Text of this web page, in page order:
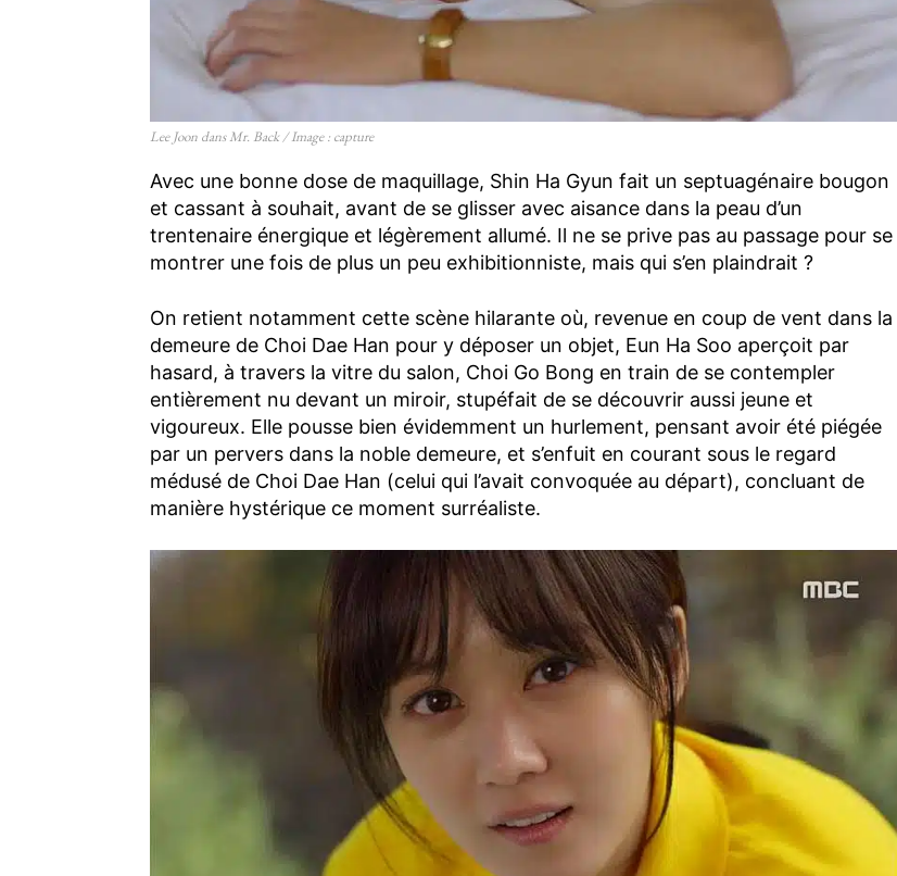
Lee Joon dans Mr. Back / Image : capture
Avec une bonne dose de maquillage, Shin Ha Gyun fait un septuagénaire bougon
et cassant à souhait, avant de se glisser avec aisance dans la peau d’un
trentenaire énergique et légèrement allumé. Il ne se prive pas au passage pour se
montrer une fois de plus un peu exhibitionniste, mais qui s’en plaindrait ?
On retient notamment cette scène hilarante où, revenue en coup de vent dans la
demeure de Choi Dae Han pour y déposer un objet, Eun Ha Soo aperçoit par
hasard, à travers la vitre du salon, Choi Go Bong en train de se contempler
entièrement nu devant un miroir, stupéfait de se découvrir aussi jeune et
vigoureux. Elle pousse bien évidemment un hurlement, pensant avoir été piégée
par un pervers dans la noble demeure, et s’enfuit en courant sous le regard
médusé de Choi Dae Han (celui qui l’avait convoquée au départ), concluant de
manière hystérique ce moment surréaliste.